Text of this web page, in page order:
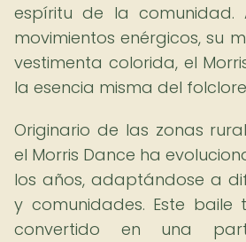
espíritu de la comunidad.
movimientos enérgicos, su
vestimenta colorida, el
la esencia misma del
Originario de las zonas
el Morris Dance ha
los años, adaptándose a
y comunidades. Este baile
convertido en una